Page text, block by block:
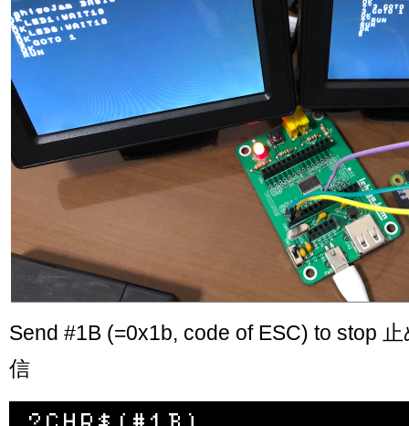
Send #1B (=0x1b, code of ESC) to stop
信